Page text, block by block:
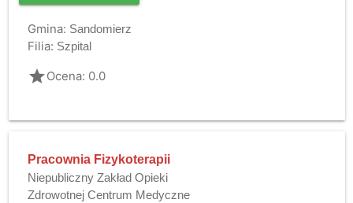
Gmina: Sandomierz
Filia: Szpital
gradeOcena: 0.0
Pracownia Fizykoterapii
Niepubliczny Zakład Opieki
Zdrowotnej Centrum Medyczne